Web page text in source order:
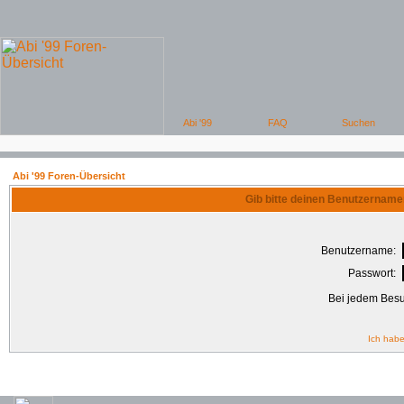
Abi '99 Foren-Übersicht
Gib bitte deinen
Benutzername:
Passwort:
Bei jedem
Ich